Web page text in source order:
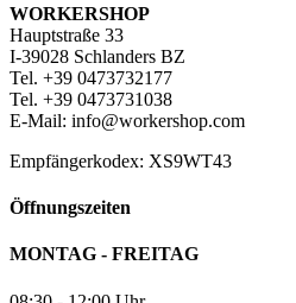
WORKERSHOP
Hauptstraße 33
I-39028 Schlanders BZ
Tel. +39 0473732177
Tel. +39 0473731038
E-Mail: info@workershop.com
Empfängerkodex: XS9WT43
Öffnungszeiten
MONTAG - FREITAG